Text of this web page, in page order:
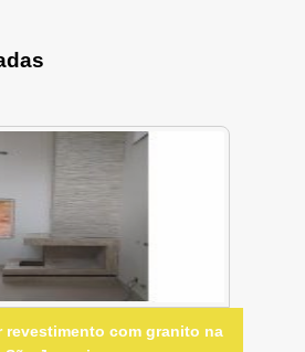
revestimento com granito na